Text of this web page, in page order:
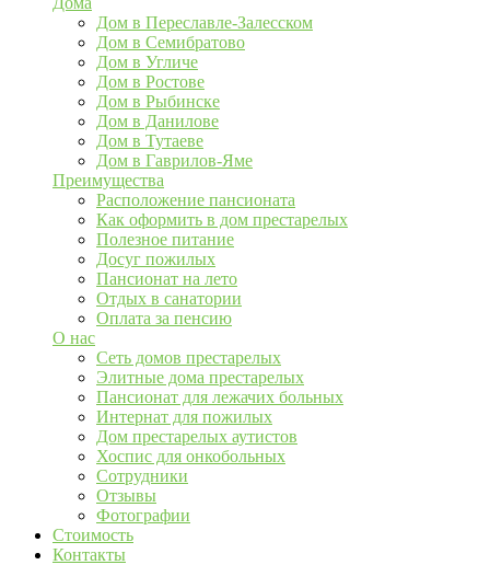
Дом в Переславле-Залесском
Дом в Семибратово
Дом в Угличе
Дом в Ростове
Дом в Рыбинске
Дом в Данилове
Дом в Тутаеве
Дом в Гаврилов-Яме
Преимущества
Расположение пансионата
Как оформить в дом престарелых
Полезное питание
Досуг пожилых
Пансионат на лето
Отдых в санатории
Оплата за пенсию
О нас
Сеть домов престарелых
Элитные дома престарелых
Пансионат для лежачих больных
Интернат для пожилых
Дом престарелых аутистов
Хоспис для онкобольных
Сотрудники
Отзывы
Фотографии
Стоимость
Контакты